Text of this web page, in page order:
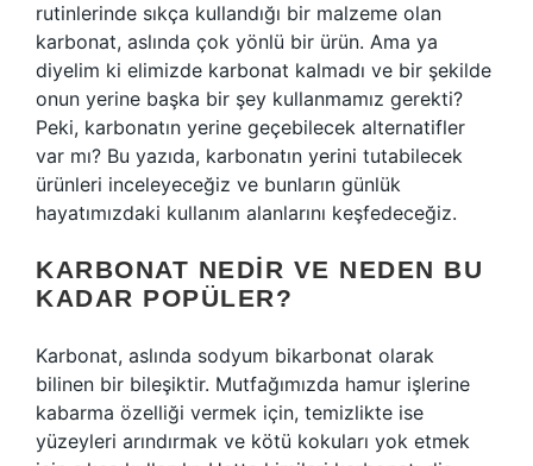
rutinlerinde sıkça kullandığı bir malzeme olan
karbonat, aslında çok yönlü bir ürün. Ama ya
diyelim ki elimizde karbonat kalmadı ve bir şekilde
onun yerine başka bir şey kullanmamız gerekti?
Peki, karbonatın yerine geçebilecek alternatifler
var mı? Bu yazıda, karbonatın yerini tutabilecek
ürünleri inceleyeceğiz ve bunların günlük
hayatımızdaki kullanım alanlarını keşfedeceğiz.
KARBONAT NEDIR VE NEDEN BU
KADAR POPÜLER?
Karbonat, aslında sodyum bikarbonat olarak
bilinen bir bileşiktir. Mutfağımızda hamur işlerine
kabarma özelliği vermek için, temizlikte ise
yüzeyleri arındırmak ve kötü kokuları yok etmek